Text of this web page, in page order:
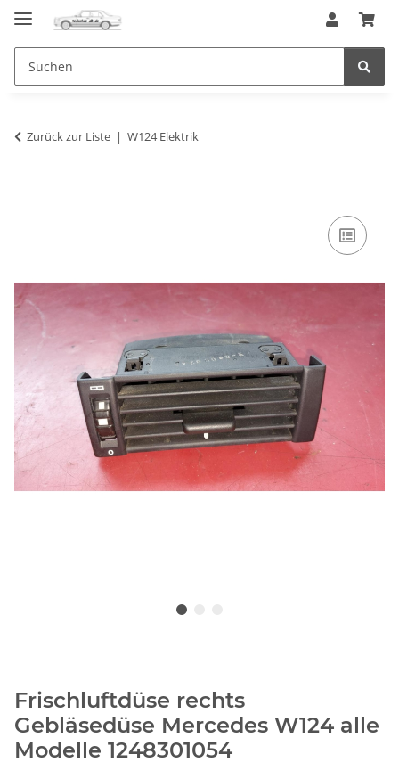
Zurück zur Liste W124 Elektrik
Frischluftdüse rechts
Gebläsedüse Mercedes W124 alle
Modelle 1248301054